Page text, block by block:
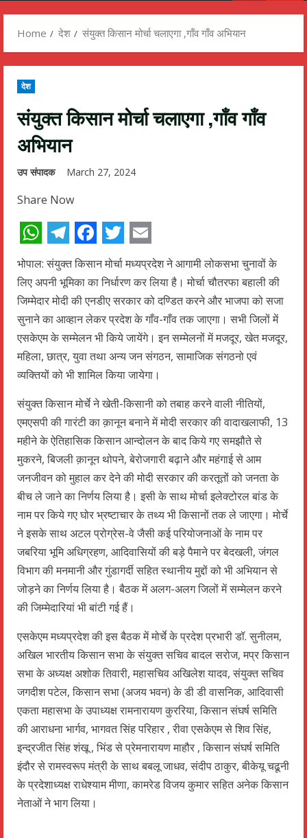
Home देश संयुक्त किसान मोर्चा चलाएगा ,गाँव गाँव अभियान
देश
संयुक्त किसान मोर्चा चलाएगा ,गाँव गाँव
अभियान
उप संपादक March 27, 2024
Share Now
WhatsApp
Telegram
Facebook
Twitter
Email
भोपाल: संयुक्त किसान मोर्चा मध्यप्रदेश ने आगामी लोकसभा चुनावों के
लिए अपनी भूमिका का निर्धारण कर लिया है। मोर्चा चौतरफा बहाली की
जिम्मेदार मोदी की एनडीए सरकार को दण्डित करने और भाजपा को सजा
सुनाने का आव्हान लेकर प्रदेश के गाँव-गाँव तक जाएगा। सभी जिलों में
एसकेएम के सम्मेलन भी किये जायेंगे। इन सम्मेलनों में मजदूर, खेत मजदूर,
महिला, छात्र, युवा तथा अन्य जन संगठन, सामाजिक संगठनो एवं
व्यक्तियों को भी शामिल किया जायेगा।
संयुक्त किसान मोर्चे ने खेती-किसानी को तबाह करने वाली नीतियों,
एमएसपी की गारंटी का क़ानून बनाने में मोदी सरकार की वादाखलाफी, 13
महीने के ऐतिहासिक किसान आन्दोलन के बाद किये गए समझौते से
मुकरने, बिजली क़ानून थोपने, बेरोजगारी बढ़ाने और महंगाई से आम
जनजीवन को मुहाल कर देने की मोदी सरकार की करतूतों को जनता के
बीच ले जाने का निर्णय लिया है। इसी के साथ मोर्चा इलेक्टोरल बांड के
नाम पर किये गए घोर भ्रष्टाचार के तथ्य भी किसानों तक ले जाएगा। मोर्चे
ने इसके साथ अटल प्रोग्रेस-वे जैसी कई परियोजनाओं के नाम पर
जबरिया भूमि अधिग्रहण, आदिवासियों की बड़े पैमाने पर बेदखली, जंगल
विभाग की मनमानी और गुंडागर्दी सहित स्थानीय मुद्दों को भी अभियान से
जोड़ने का निर्णय लिया है। बैठक में अलग-अलग जिलों में सम्मेलन करने
की जिम्मेदारियां भी बांटी गई हैं।
एसकेएम मध्यप्रदेश की इस बैठक में मोर्चे के प्रदेश प्रभारी डॉ. सुनीलम,
अखिल भारतीय किसान सभा के संयुक्त सचिव बादल सरोज, मप्र किसान
सभा के अध्यक्ष अशोक तिवारी, महासचिव अखिलेश यादव, संयुक्त सचिव
जगदीश पटेल, किसान सभा (अजय भवन) के डी डी वासनिक, आदिवासी
एकता महासभा के उपाध्यक्ष रामनारायण कुररिया, किसान संघर्ष समिति
की आराधना भार्गव, भागवत सिंह परिहार , रीवा एसकेएम से शिव सिंह,
इन्द्रजीत सिंह शंखू , भिंड से प्रेमनारायण माहौर , किसान संघर्ष समिति
इंदौर से रामस्वरूप मंत्री के साथ बबलू जाधव, संदीप ठाकुर, बीकेयू चढूनी
के प्रदेशाध्यक्ष राधेश्याम मीणा, कामरेड विजय कुमार सहित अनेक किसान
नेताओं ने भाग लिया।